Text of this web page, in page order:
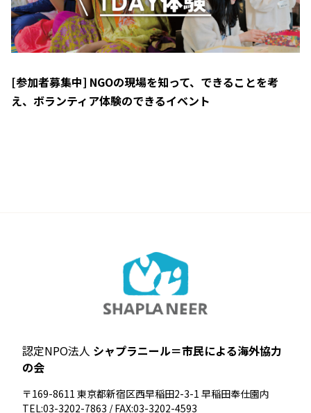
[参加者募集中] NGOの現場を知って、できることを考
え、ボランティア体験のできるイベント
認定NPO法人 シャプラニール＝市民による海外協力
の会
〒169-8611 東京都新宿区西早稲田2-3-1 早稲田奉仕園内
TEL:03-3202-7863 / FAX:03-3202-4593